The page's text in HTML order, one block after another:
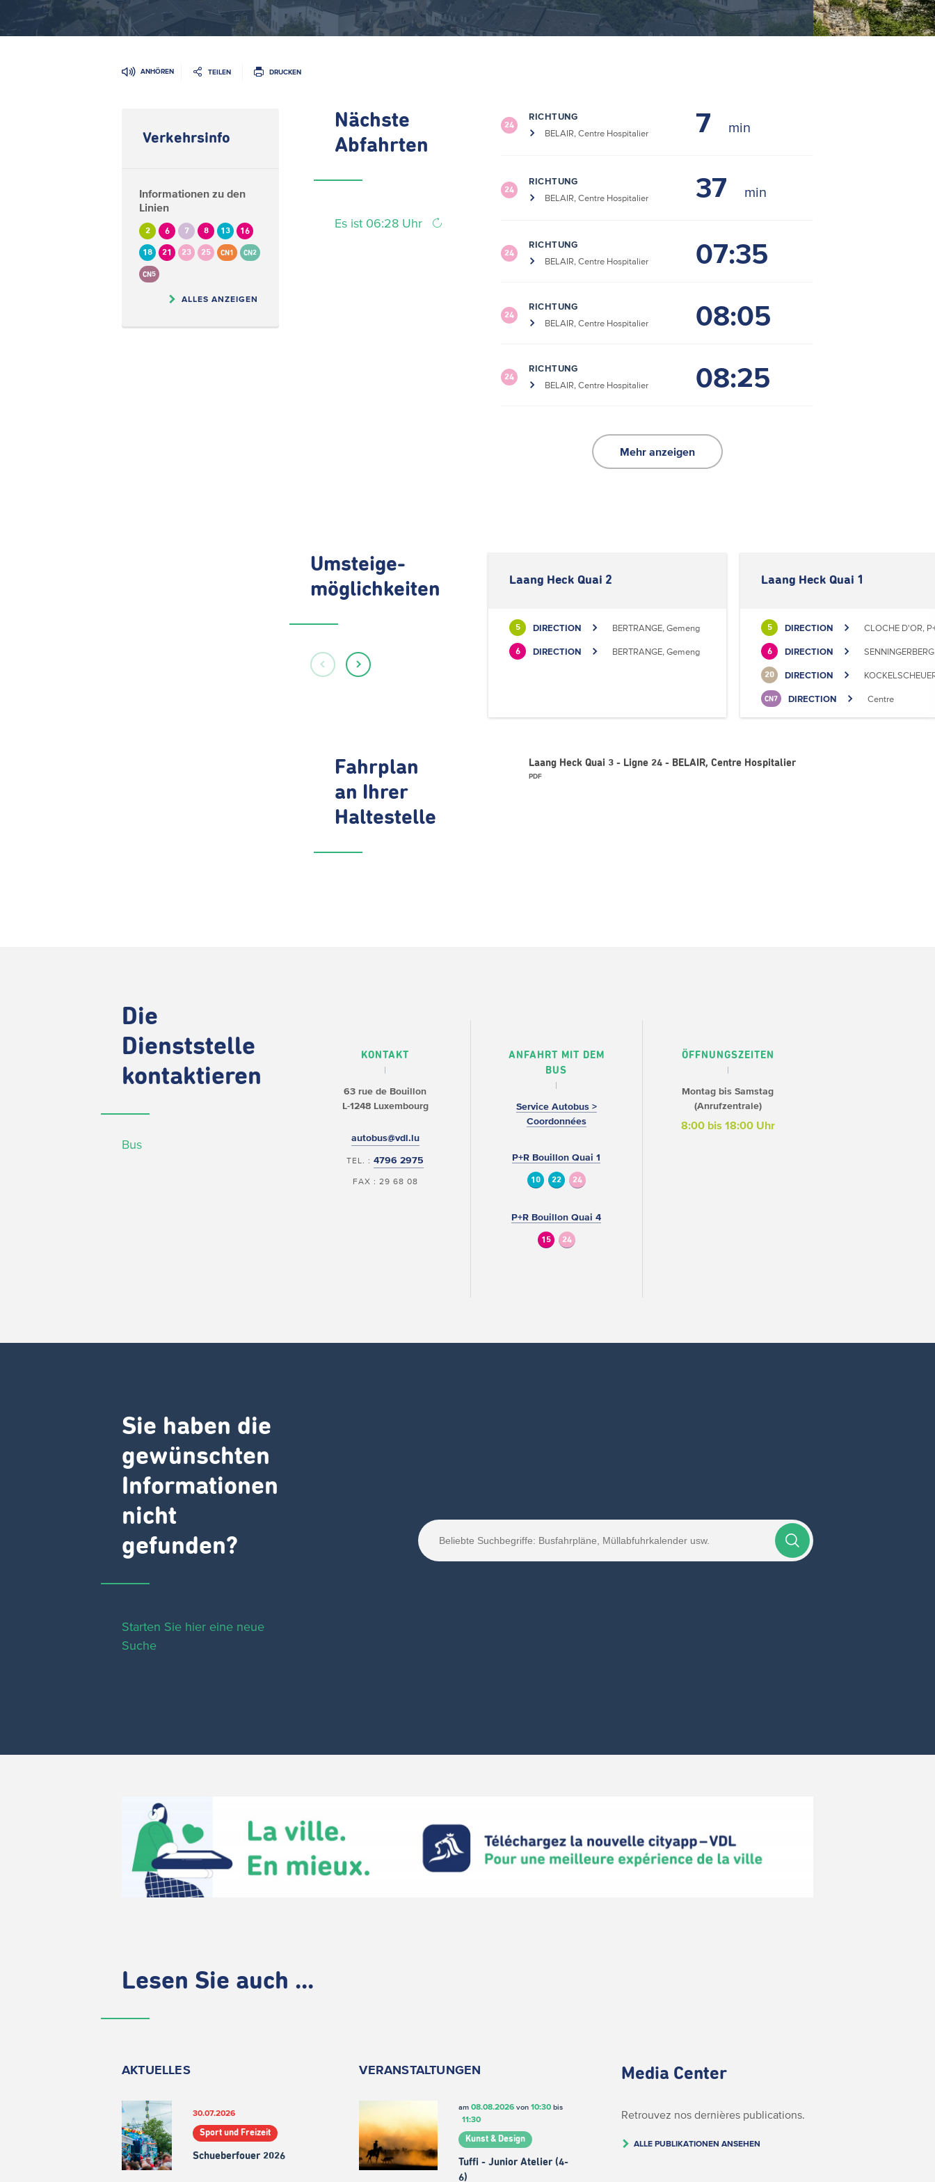
ANHÖREN TEILEN DRUCKEN
Verkehrsinfo
Informationen zu den
Linien
2 6 7 8 13 16
18 21 23 25 CN1 CN2
CN5
ALLES ANZEIGEN
Nächste
Abfahrten
Es ist 06:28 Uhr
24
RICHTUNG
BELAIR, Centre Hospitalier
7
24
RICHTUNG
BELAIR, Centre Hospitalier
37
24
RICHTUNG
BELAIR, Centre Hospitalier
07:35
24
RICHTUNG
BELAIR, Centre Hospitalier
08:05
24
RICHTUNG
BELAIR, Centre Hospitalier
08:25
Mehr anzeigen
Umsteige-
möglichkeiten
Laang Heck Quai 2
5 DIRECTION BERTRANGE, Gemeng
6 DIRECTION BERTRANGE, Gemeng
Laang Heck Quai 1
5 DIRECTION CLOCHE D'OR,
6 DIRECTION
20 DIRECTION
CN7 DIRECTION Centre
Fahrplan
an Ihrer
Haltestelle
Laang Heck Quai 3 - Ligne 24 - BELAIR, Centre Hospitalier
PDF
Die
Dienststelle
kontaktieren
Bus
KONTAKT
63 rue de Bouillon
L-1248 Luxembourg
autobus@vdl.lu
TEL. :4796 2975
FAX : 29 68 08
ANFAHRT MIT DEM
BUS
Service Autobus >
Coordonnées
P+R Bouillon Quai 1
10 22 24
P+R Bouillon Quai 4
15 24
ÖFFNUNGSZEITEN
Montag bis Samstag
(Anrufzentrale)
8:00 bis 18:00 Uhr
Sie haben die
gewünschten
Informationen
nicht
gefunden?
Starten Sie hier eine neue
Suche
Lesen Sie auch ...
AKTUELLES
30.07.2026
Sport und Freizeit
Schueberfouer 2026
VERANSTALTUNGEN
am 08.08.2026von 10:30bis
11:30
Kunst & Design
Tuffi - Junior Atelier (4-
6)
Media Center
Retrouvez nos dernières publications.
ALLE PUBLIKATIONEN ANSEHEN